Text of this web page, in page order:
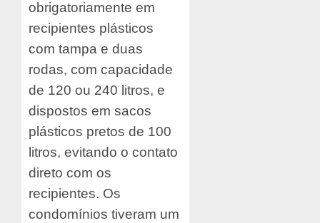
obrigatoriamente em
recipientes plásticos
com tampa e duas
rodas, com capacidade
de 120 ou 240 litros, e
dispostos em sacos
plásticos pretos de 100
litros, evitando o contato
direto com os
recipientes. Os
condomínios tiveram um